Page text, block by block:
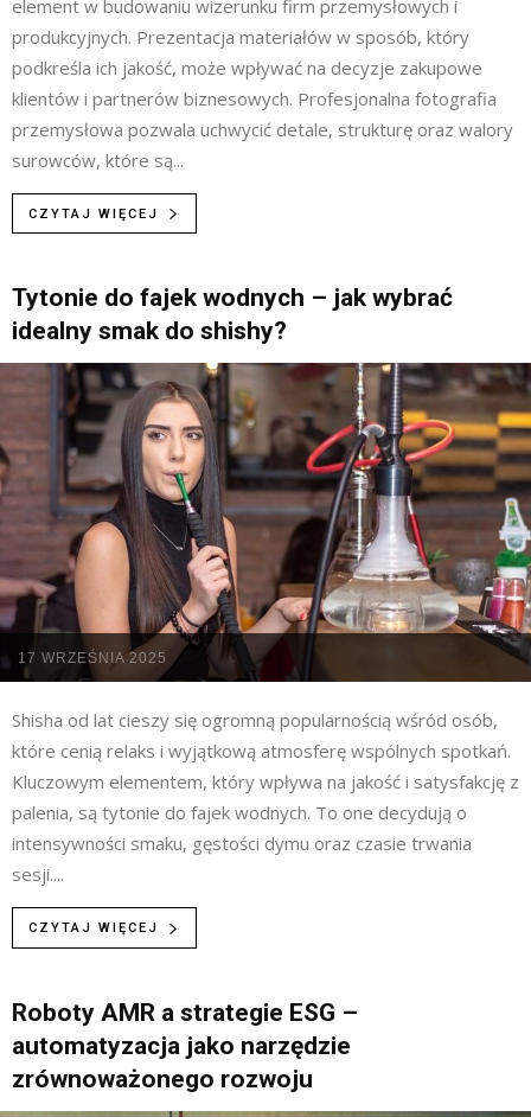
element w budowaniu wizerunku firm przemysłowych i
produkcyjnych. Prezentacja materiałów w sposób, który
podkreśla ich jakość, może wpływać na decyzje zakupowe
klientów i partnerów biznesowych. Profesjonalna fotografia
przemysłowa pozwala uchwycić detale, strukturę oraz walory
surowców, które są...
CZYTAJ WIĘCEJ
Tytonie do fajek wodnych – jak wybrać
idealny smak do shishy?
17 WRZEŚNIA 2025
Shisha od lat cieszy się ogromną popularnością wśród osób,
które cenią relaks i wyjątkową atmosferę wspólnych spotkań.
Kluczowym elementem, który wpływa na jakość i satysfakcję z
palenia, są tytonie do fajek wodnych. To one decydują o
intensywności smaku, gęstości dymu oraz czasie trwania
sesji....
CZYTAJ WIĘCEJ
Roboty AMR a strategie ESG –
automatyzacja jako narzędzie
zrównoważonego rozwoju